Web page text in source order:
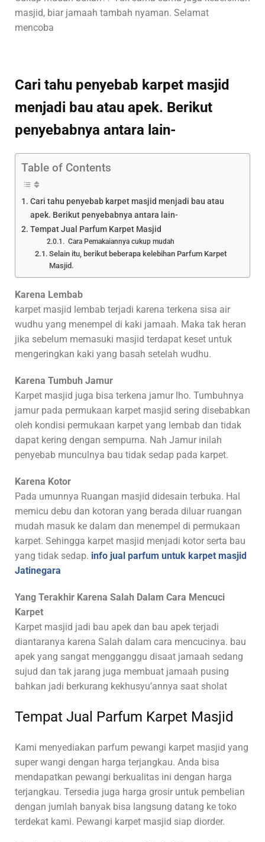
masjid, biar jamaah tambah nyaman. Selamat
mencoba
Cari tahu penyebab karpet masjid
menjadi bau atau apek. Berikut
penyebabnya antara lain-
Table of Contents
Cari tahu penyebab karpet masjid menjadi bau atau
apek. Berikut penyebabnya antara lain-
Tempat Jual Parfum Karpet Masjid
Cara Pemakaiannya cukup mudah
Selain itu, berikut beberapa kelebihan Parfum Karpet
Masjid.
Karena Lembab
karpet masjid lembab terjadi karena terkena sisa air
wudhu yang menempel di kaki jamaah. Maka tak heran
jika sebelum memasuki masjid terdapat keset untuk
mengeringkan kaki yang basah setelah wudhu.
Karena Tumbuh Jamur
Karpet masjid juga bisa terkena jamur lho. Tumbuhnya
jamur pada permukaan karpet masjid sering disebabkan
oleh kondisi permukaan karpet yang lembab dan tidak
dapat kering dengan sempurna. Nah Jamur inilah
penyebab munculnya bau tidak sedap pada karpet.
Karena Kotor
Pada umunnya Ruangan masjid didesain terbuka. Hal
memicu debu dan kotoran yang berada diluar ruangan
mudah masuk ke dalam dan menempel di permukaan
karpet. Sehingga karpet masjid menjadi kotor serta bau
yang tidak sedap. info jual parfum untuk karpet masjid
Jatinegara
Yang Terakhir Karena Salah Dalam Cara Mencuci
Karpet
Karpet masjid jadi bau apek dan bau apek terjadi
diantaranya karena Salah dalam cara mencucinya. bau
apek yang sangat mengganggu disaat jamaah sedang
sujud dan tak jarang juga membuat jamaah pusing
bahkan jadi berkurang kekhusyu’annya saat sholat
Tempat Jual Parfum Karpet Masjid
Kami menyediakan parfum pewangi karpet masjid yang
super wangi dengan harga terjangkau. Anda bisa
mendapatkan pewangi berkualitas ini dengan harga
terjangkau. Tersedia juga harga grosir untuk pembelian
dengan jumlah banyak bisa langsung datang ke toko
terdekat kami. Pewangi karpet masjid siap diorder.